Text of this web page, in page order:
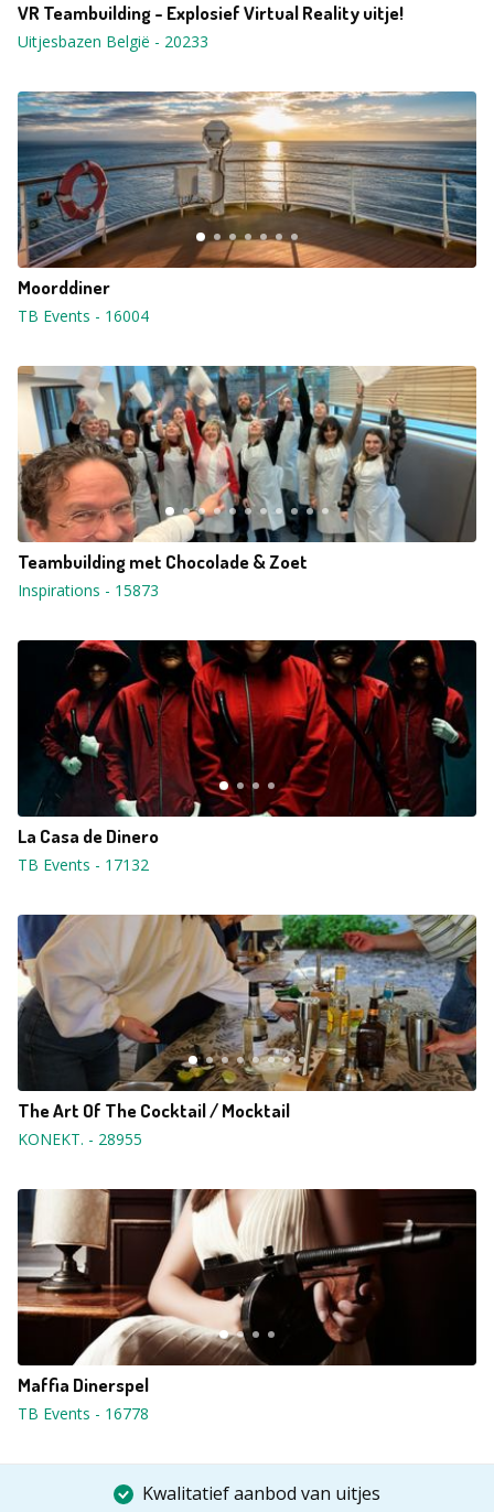
VR Teambuilding - Explosief Virtual Reality uitje!
Uitjesbazen België - 20233
Moorddiner
TB Events - 16004
Teambuilding met Chocolade & Zoet
Inspirations - 15873
La Casa de Dinero
TB Events - 17132
The Art Of The Cocktail / Mocktail
KONEKT. - 28955
Maffia Dinerspel
TB Events - 16778
Kwalitatief aanbod van uitjes